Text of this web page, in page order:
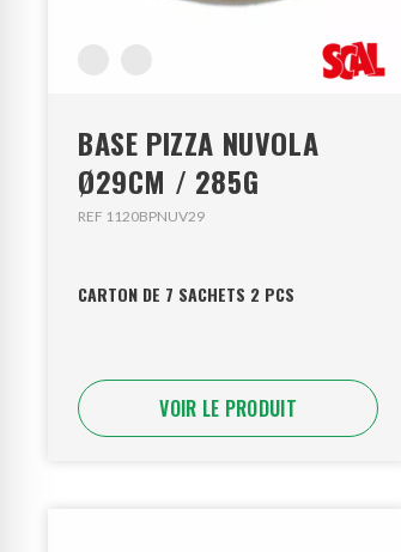
BASE PIZZA NUVOLA
Ø29CM / 285G
REF 1120BPNUV29
CARTON DE 7 SACHETS 2 PCS
VOIR LE PRODUIT